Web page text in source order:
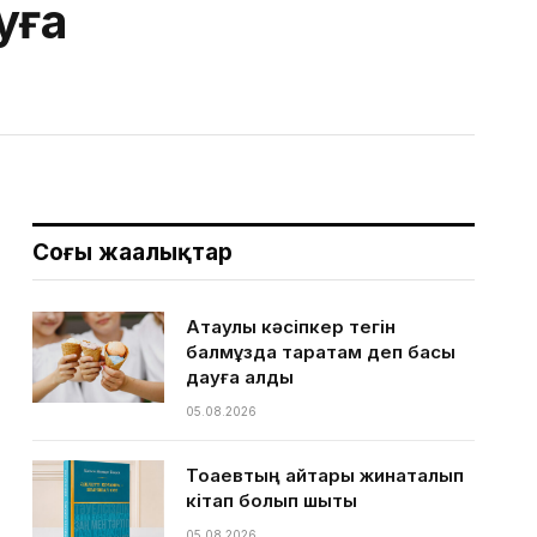
Соңғы жаңалықтар
Ақтаулық кәсіпкер тегін
балмұздақ таратам деп басы
дауға қалды
05.08.2026
Тоқаевтың айтқары жинақталып
кітап болып шықты